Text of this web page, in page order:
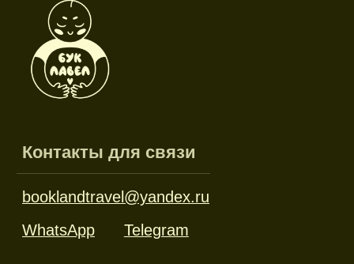
Новинки
Закладки
Стикеры
Дневники и трекеры
Отрывные блоки
Тканевые изделия
Пн-пт: 10:00-18:00
Сб-вс: выходной
Режим работы